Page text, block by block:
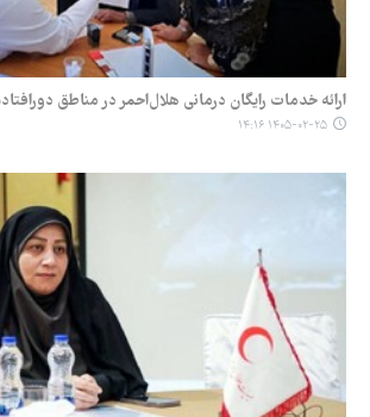
ارائه خدمات رایگان درمانی هلال‌احمر در مناطق
۱۴۰۵-۰۲-۲۵ ۱۴:۱۶